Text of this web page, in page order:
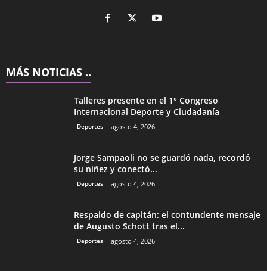
MÁS NOTICIAS ..
Talleres presente en el 1° Congreso
Internacional Deporte y Ciudadanía
Deportes agosto 4, 2026
Jorge Sampaoli no se guardó nada, recordó
su niñez y conectó...
Deportes agosto 4, 2026
Respaldo de capitán: el contundente mensaje
de Augusto Schott tras el...
Deportes agosto 4, 2026